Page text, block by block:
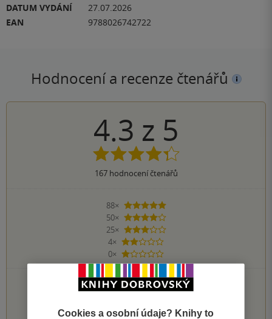
DATUM VYDÁNÍ
27.07.2026
EAN
9788026742722
Hodnocení a recenze čtenářů
4.3 z 5
167hodnocení čtenářů
88×
5 hvězdiček
50×
4 hvězdičky
25×
3 hvězdičky
4×
2 hvězdičky
0×
1 hvezdička
PŘIDEJTE SVÉ HODNOCENÍ KNIHY
Cookies a osobní údaje? Knihy to